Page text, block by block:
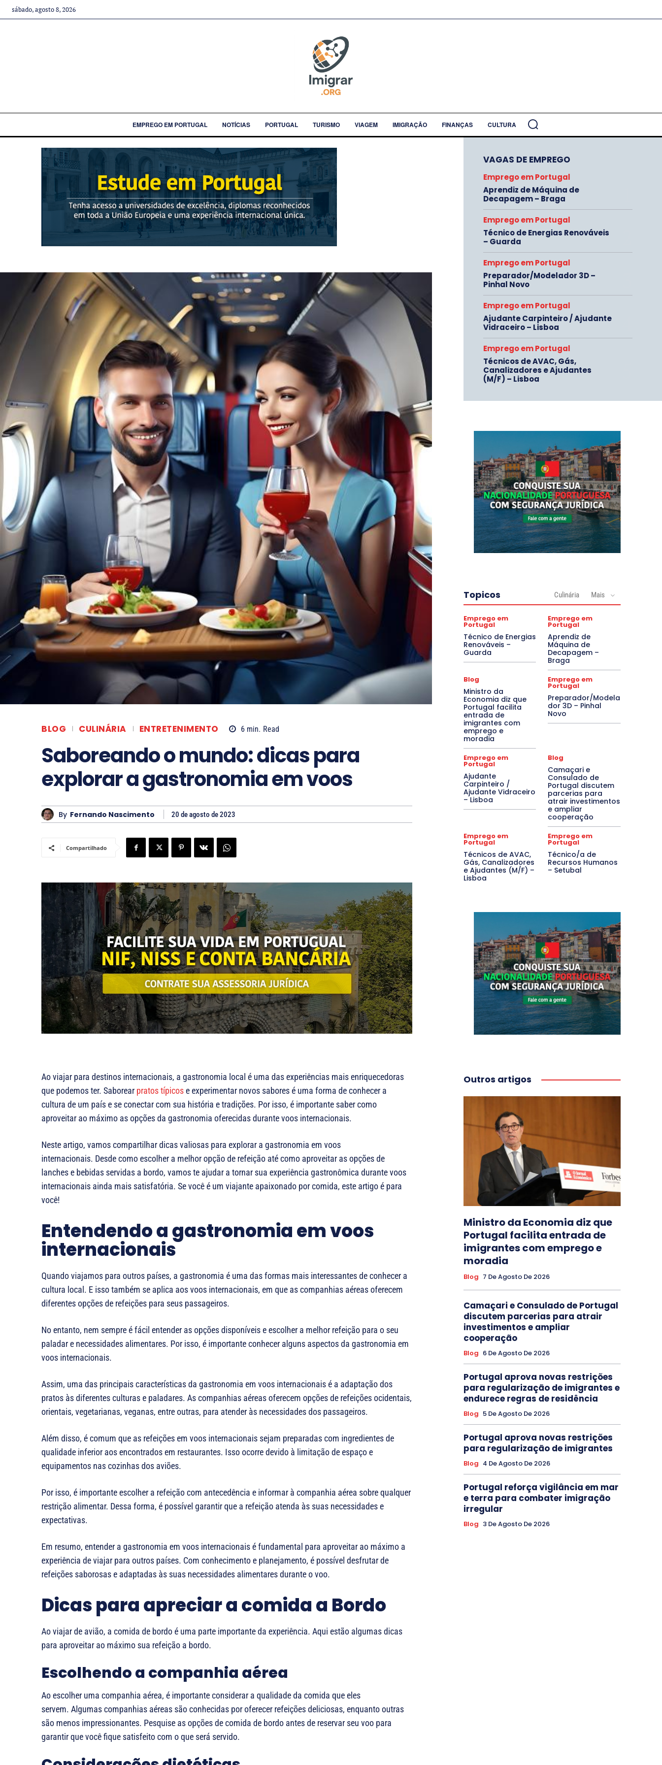
sábado, agosto 8, 2026
EMPREGO EM PORTUGAL NOTÍCIAS PORTUGAL TURISMO VIAGEM IMIGRAÇÃO FINANÇAS CULTURA
BLOG CULINÁRIA ENTRETENIMENTO 6 min. Read
Saboreando o mundo: dicas para
explorar a gastronomia em voos
By Fernando Nascimento 20 de agosto de 2023
Compartilhado
Ao viajar para destinos internacionais, a gastronomia local é uma das experiências mais enriquecedoras
que podemos ter. Saborear pratos típicose experimentar novos sabores é uma forma de conhecer a
cultura de um país e se conectar com sua história e tradições. Por isso, é importante saber como
aproveitar ao máximo as opções da gastronomia oferecidas durante voos internacionais.
Neste artigo, vamos compartilhar dicas valiosas para explorar a gastronomia em voos
internacionais. Desde como escolher a melhor opção de refeição até como aproveitar as opções de
lanches e bebidas servidas a bordo, vamos te ajudar a tornar sua experiência gastronômica durante voos
internacionais ainda mais satisfatória. Se você é um viajante apaixonado por comida, este artigo é para
você!
Entendendo a gastronomia em voos
internacionais
Quando viajamos para outros países, a gastronomia é uma das formas mais interessantes de conhecer a
cultura local. E isso também se aplica aos voos internacionais, em que as companhias aéreas oferecem
diferentes opções de refeições para seus passageiros.
No entanto, nem sempre é fácil entender as opções disponíveis e escolher a melhor refeição para o seu
paladar e necessidades alimentares. Por isso, é importante conhecer alguns aspectos da gastronomia em
voos internacionais.
Assim, uma das principais características da gastronomia em voos internacionais é a adaptação dos
pratos às diferentes culturas e paladares. As companhias aéreas oferecem opções de refeições ocidentais,
orientais, vegetarianas, veganas, entre outras, para atender às necessidades dos passageiros.
Além disso, é comum que as refeições em voos internacionais sejam preparadas com ingredientes de
qualidade inferior aos encontrados em restaurantes. Isso ocorre devido à limitação de espaço e
equipamentos nas cozinhas dos aviões.
Por isso, é importante escolher a refeição com antecedência e informar à companhia aérea sobre qualquer
restrição alimentar. Dessa forma, é possível garantir que a refeição atenda às suas necessidades e
expectativas.
Em resumo, entender a gastronomia em voos internacionais é fundamental para aproveitar ao máximo a
experiência de viajar para outros países. Com conhecimento e planejamento, é possível desfrutar de
refeições saborosas e adaptadas às suas necessidades alimentares durante o voo.
Dicas para apreciar a comida a Bordo
Ao viajar de avião, a comida de bordo é uma parte importante da experiência. Aqui estão algumas dicas
para aproveitar ao máximo sua refeição a bordo.
Escolhendo a companhia aérea
Ao escolher uma companhia aérea, é importante considerar a qualidade da comida que eles
servem. Algumas companhias aéreas são conhecidas por oferecer refeições deliciosas, enquanto outras
são menos impressionantes. Pesquise as opções de comida de bordo antes de reservar seu voo para
garantir que você fique satisfeito com o que será servido.
VAGAS DE EMPREGO
Emprego em Portugal
Aprendiz de Máquina de
Decapagem – Braga
Emprego em Portugal
Técnico de Energias Renováveis
– Guarda
Emprego em Portugal
Preparador/Modelador 3D –
Pinhal Novo
Emprego em Portugal
Ajudante Carpinteiro / Ajudante
Vidraceiro – Lisboa
Emprego em Portugal
Técnicos de AVAC, Gás,
Canalizadores e Ajudantes
(M/F) – Lisboa
Topicos Culinária Mais
Emprego em
Portugal
Técnico de Energias
Renováveis –
Guarda
Emprego em
Portugal
Aprendiz de
Máquina de
Decapagem –
Braga
Blog
Ministro da
Economia diz que
Portugal facilita
entrada de
imigrantes com
emprego e
moradia
Emprego em
Portugal
Preparador/Modela
dor 3D – Pinhal
Novo
Emprego em
Portugal
Ajudante
Carpinteiro /
Ajudante Vidraceiro
– Lisboa
Blog
Camaçari e
Consulado de
Portugal discutem
parcerias para
atrair investimentos
e ampliar
cooperação
Emprego em
Portugal
Técnicos de AVAC,
Gás, Canalizadores
e Ajudantes (M/F) –
Lisboa
Emprego em
Portugal
Técnico/a de
Recursos Humanos
– Setubal
Outros artigos
Ministro da Economia diz que
Portugal facilita entrada de
imigrantes com emprego e
moradia
Blog 7 De Agosto De 2026
Camaçari e Consulado de Portugal
discutem parcerias para atrair
investimentos e ampliar
cooperação
Blog 6 De Agosto De 2026
Portugal aprova novas restrições
para regularização de imigrantes e
endurece regras de residência
Blog 5 De Agosto De 2026
Portugal aprova novas restrições
para regularização de imigrantes
Blog 4 De Agosto De 2026
Portugal reforça vigilância em mar
e terra para combater imigração
irregular
Blog 3 De Agosto De 2026